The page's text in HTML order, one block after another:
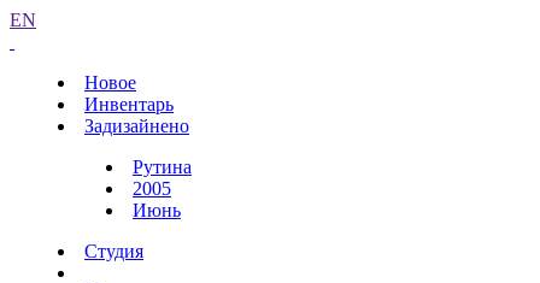
EN
Новое
Инвентарь
Задизайнено
Рутина
2005
Июнь
Студия